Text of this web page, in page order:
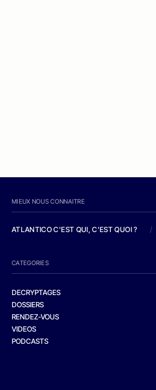
MIEUX NOUS CONNAITRE
ATLANTICO C'EST QUI, C'EST QUOI ? /
CATEGORIES
DECRYPTAGES
DOSSIERS
RENDEZ-VOUS
VIDEOS
PODCASTS